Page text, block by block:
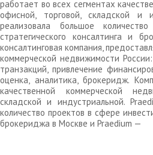
работает во всех сегментах
офисной, торговой, складской и
реализовала большое
стратегического консалтинга и
консалтинговая компания,
коммерческой недвижимости
транзакций, привлечение
оценка, аналитика, брокеридж.
качественной коммерческой
складской и индустриальной.
количество проектов в сфере
брокериджа в Москве и Praedium —